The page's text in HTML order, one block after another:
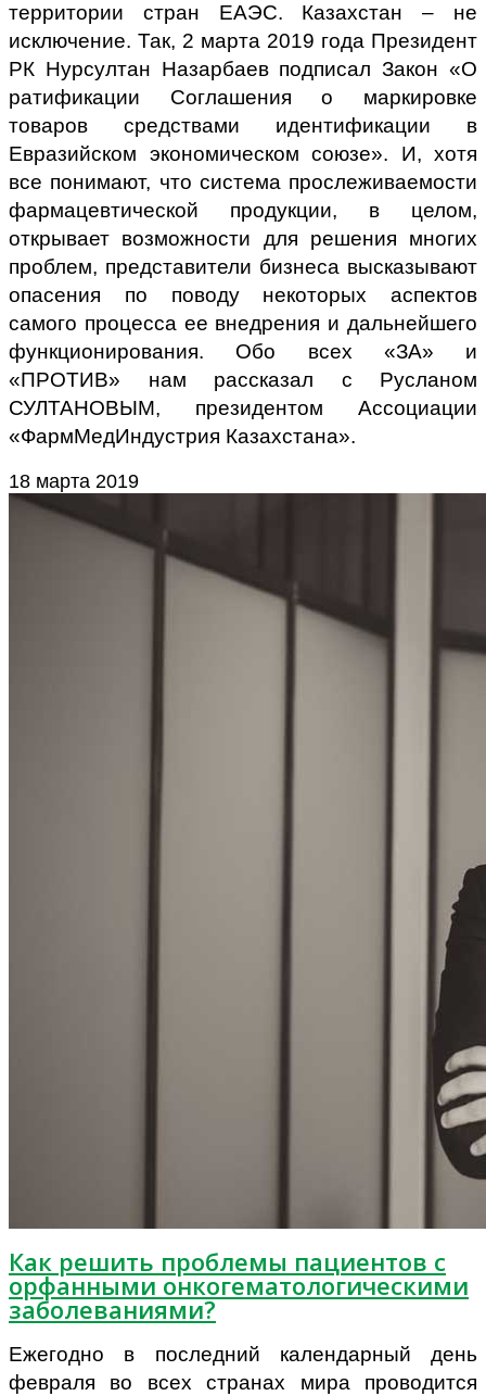
территории стран ЕАЭС. Казахстан – не
исключение. Так, 2 марта 2019 года Президент
РК Нурсултан Назарбаев подписал Закон «О
ратификации Соглашения о маркировке
товаров средствами идентификации в
Евразийском экономическом союзе». И, хотя
все понимают, что система прослеживаемости
фармацевтической продукции, в целом,
открывает возможности для решения многих
проблем, представители бизнеса высказывают
опасения по поводу некоторых аспектов
самого процесса ее внедрения и дальнейшего
функционирования. Обо всех «ЗА» и
«ПРОТИВ» нам рассказал с Русланом
СУЛТАНОВЫМ, президентом Ассоциации
«ФармМедИндустрия Казахстана».
18 марта 2019
Как решить проблемы пациентов с
орфанными онкогематологическими
заболеваниями?
Ежегодно в последний календарный день
февраля во всех странах мира проводится